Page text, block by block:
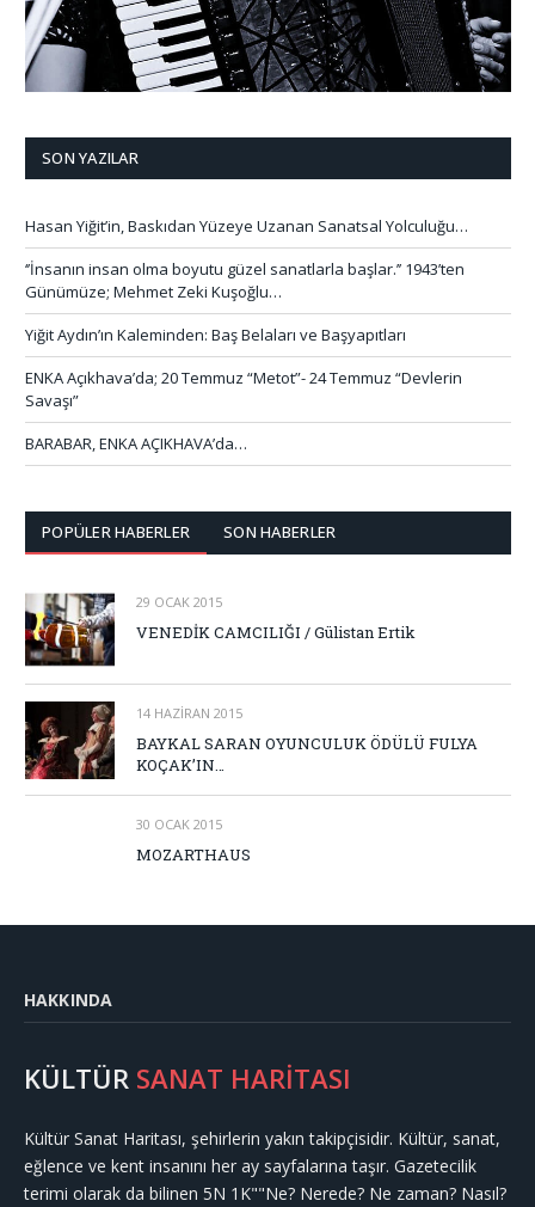
SON YAZILAR
Hasan Yiğit’in, Baskıdan Yüzeye Uzanan Sanatsal Yolculuğu…
‘’İnsanın insan olma boyutu güzel sanatlarla başlar.’’ 1943’ten
Günümüze; Mehmet Zeki Kuşoğlu…
Yiğit Aydın’ın Kaleminden: Baş Belaları ve Başyapıtları
ENKA Açıkhava’da; 20 Temmuz “Metot”- 24 Temmuz “Devlerin
Savaşı”
BARABAR, ENKA AÇIKHAVA’da…
POPÜLER HABERLER SON HABERLER
29 OCAK 2015
VENEDİK CAMCILIĞI / Gülistan Ertik
14 HAZIRAN 2015
BAYKAL SARAN OYUNCULUK ÖDÜLÜ FULYA
KOÇAK’IN…
30 OCAK 2015
MOZARTHAUS
HAKKINDA
KÜLTÜR SANAT HARİTASI
Kültür Sanat Haritası, şehirlerin yakın takipçisidir. Kültür, sanat,
eğlence ve kent insanını her ay sayfalarına taşır. Gazetecilik
terimi olarak da bilinen 5N 1K""Ne? Nerede? Ne zaman? Nasıl?